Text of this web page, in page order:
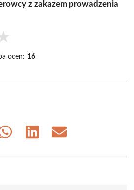
z zakazem prowadzenia
ocen: 16
Share
Share
Share